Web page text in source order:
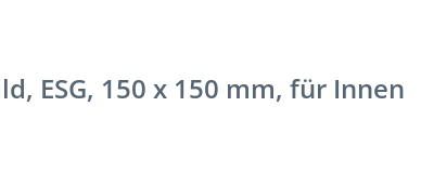
ESG, 150 x 150 mm, für Innen